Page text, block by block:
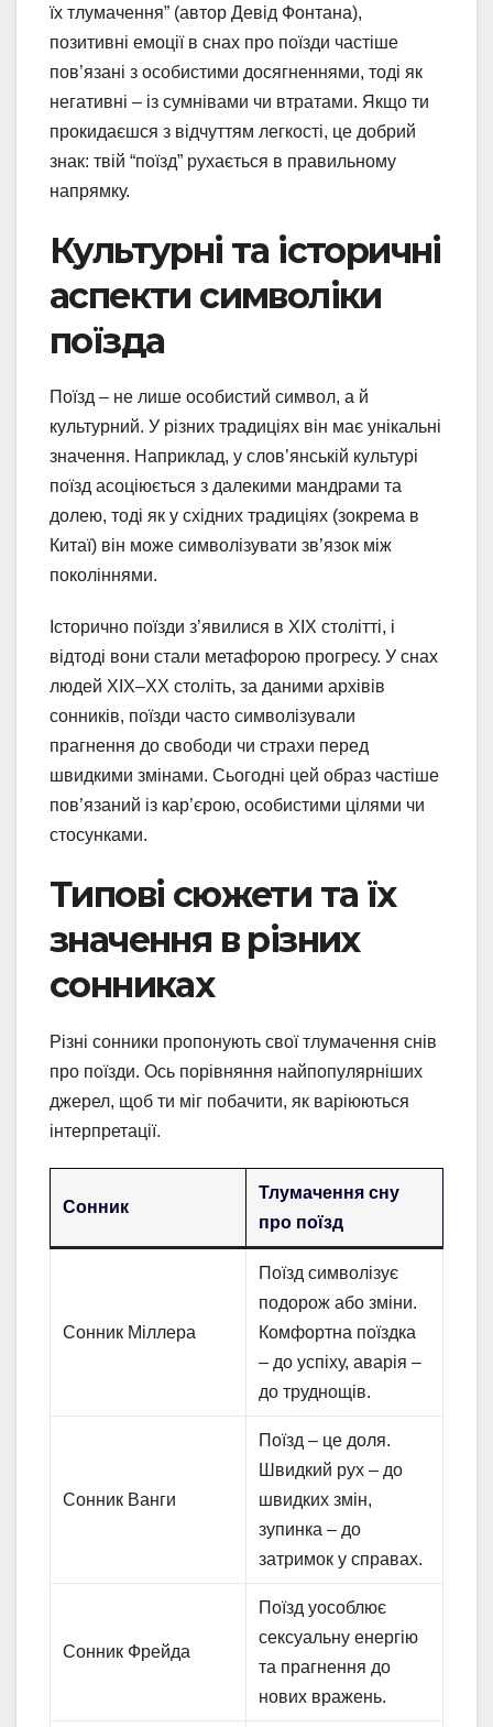
їх тлумачення” (автор Девід Фонтана),
позитивні емоції в снах про поїзди частіше
пов’язані з особистими досягненнями, тоді як
негативні – із сумнівами чи втратами. Якщо ти
прокидаєшся з відчуттям легкості, це добрий
знак: твій “поїзд” рухається в правильному
напрямку.
Культурні та історичні
аспекти символіки
поїзда
Поїзд – не лише особистий символ, а й
культурний. У різних традиціях він має унікальні
значення. Наприклад, у слов’янській культурі
поїзд асоціюється з далекими мандрами та
долею, тоді як у східних традиціях (зокрема в
Китаї) він може символізувати зв’язок між
поколіннями.
Історично поїзди з’явилися в XIX столітті, і
відтоді вони стали метафорою прогресу. У снах
людей XIX–XX століть, за даними архівів
сонників, поїзди часто символізували
прагнення до свободи чи страхи перед
швидкими змінами. Сьогодні цей образ частіше
пов’язаний із кар’єрою, особистими цілями чи
стосунками.
Типові сюжети та їх
значення в різних
сонниках
Різні сонники пропонують свої тлумачення снів
про поїзди. Ось порівняння найпопулярніших
джерел, щоб ти міг побачити, як варіюються
інтерпретації.
Сонник
Тлумачення сну
про поїзд
Сонник Міллера
Поїзд символізує
подорож або зміни.
Комфортна поїздка
– до успіху, аварія –
до труднощів.
Сонник Ванги
Поїзд – це доля.
Швидкий рух – до
швидких змін,
зупинка – до
затримок у справах.
Сонник Фрейда
Поїзд уособлює
сексуальну енергію
та прагнення до
нових вражень.